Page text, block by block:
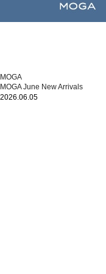
MOGA
MOGA June New Arrivals
2026.06.05